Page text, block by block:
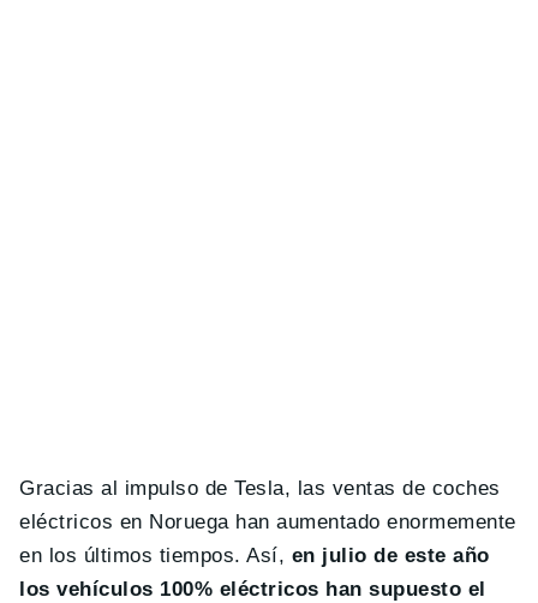
Gracias al impulso de Tesla, las ventas de coches
eléctricos en Noruega han aumentado enormemente
en los últimos tiempos. Así, en julio de este año
los vehículos 100% eléctricos han supuesto el